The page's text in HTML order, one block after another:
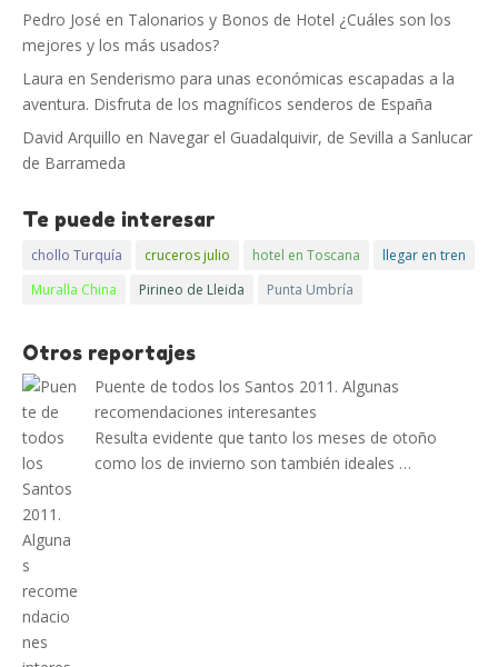
Pedro José en Talonarios y Bonos de Hotel ¿Cuáles son los
mejores y los más usados?
Laura en Senderismo para unas económicas escapadas a la
aventura. Disfruta de los magníficos senderos de España
David Arquillo en Navegar el Guadalquivir, de Sevilla a Sanlucar
de Barrameda
Te puede interesar
chollo Turquía cruceros julio hotel en Toscana
llegar en tren
Muralla China
Pirineo de Lleida Punta Umbría
Otros reportajes
Puente de todos los Santos 2011. Algunas
recomendaciones interesantes
Resulta evidente que tanto los meses de otoño
como los de invierno son también ideales …